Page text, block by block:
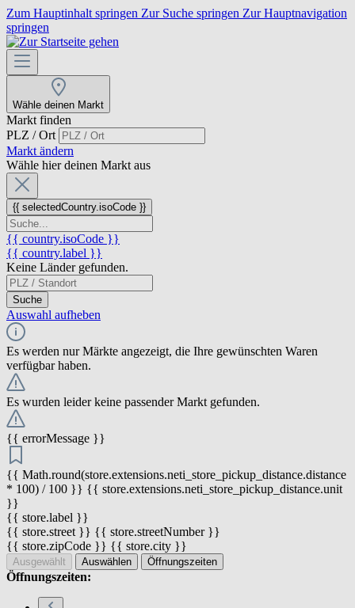
Zum Hauptinhalt springen Zur Suche springen Zur Hauptnavigation
springen
Wähle deinen Markt
Markt finden
PLZ / Ort
Markt ändern
Wähle hier deinen Markt aus
{{ selectedCountry.isoCode }}
{{ country.isoCode }}
{{ country.label }}
Keine Länder gefunden.
Suche
Auswahl aufheben
Es werden nur Märkte angezeigt, die Ihre gewünschten Waren
verfügbar haben.
Es wurden leider keine passender Markt gefunden.
{{ errorMessage }}
{{ Math.round(store.extensions.neti_store_pickup_distance.distance
* 100) / 100 }} {{ store.extensions.neti_store_pickup_distance.unit
}}
{{ store.label }}
{{ store.street }} {{ store.streetNumber }}
{{ store.zipCode }} {{ store.city }}
Ausgewählt Auswählen Öffnungszeiten
Öffnungszeiten: